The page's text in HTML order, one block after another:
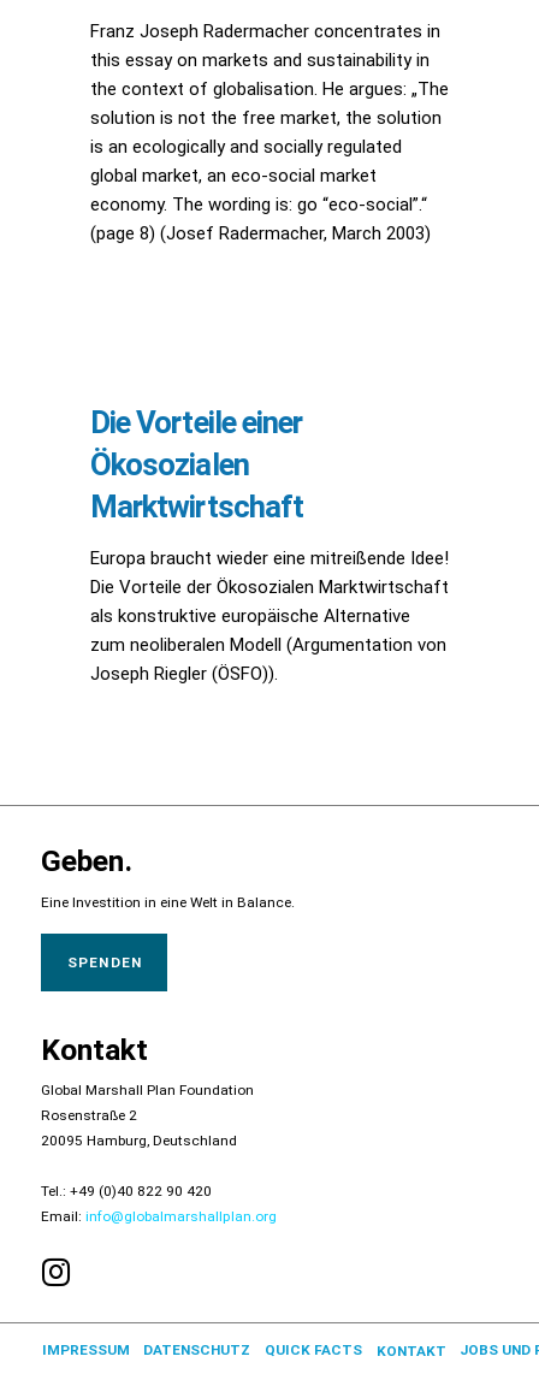
Franz Joseph Radermacher concentrates in
this essay on markets and sustainability in
the context of globalisation. He argues: „The
solution is not the free market, the solution
is an ecologically and socially regulated
global market, an eco-social market
economy. The wording is: go “eco-social”.“
(page 8) (Josef Radermacher, March 2003)
Die Vorteile einer
Ökosozialen
Marktwirtschaft
Europa braucht wieder eine mitreißende Idee!
Die Vorteile der Ökosozialen Marktwirtschaft
als konstruktive europäische Alternative
zum neoliberalen Modell (Argumentation von
Joseph Riegler (ÖSFO)).
Geben.
Eine Investition in eine Welt in Balance.
SPENDEN
Kontakt
Global Marshall Plan Foundation
Rosenstraße 2
20095 Hamburg, Deutschland
Tel.: +49 (0)40 822 90 420
Email: info@globalmarshallplan.org
IMPRESSUM DATENSCHUTZ QUICK FACTS KONTAKT JOBS UND